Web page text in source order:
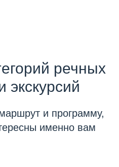
речных
экскурсий
и программу,
именно вам